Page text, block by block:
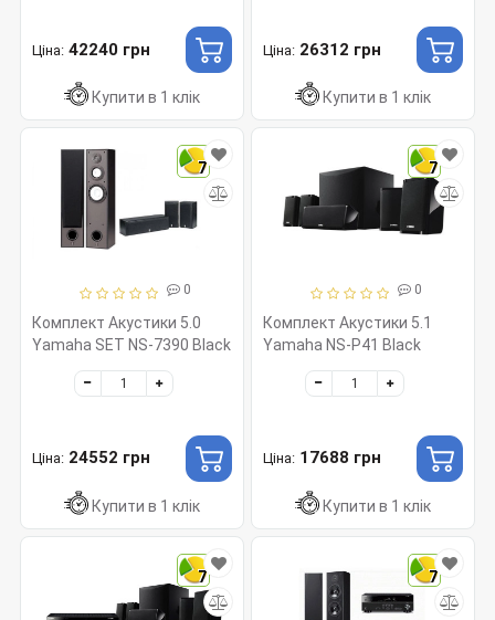
Ціна: 42240 грн
Купити в 1 клік
Ціна: 26312 грн
Купити в 1 клік
7
0
Комплект Акустики 5.0
Yamaha SET NS-7390 Black
Ціна: 24552 грн
Купити в 1 клік
7
0
Комплект Акустики 5.1
Yamaha NS-P41 Black
Ціна: 17688 грн
Купити в 1 клік
7 7